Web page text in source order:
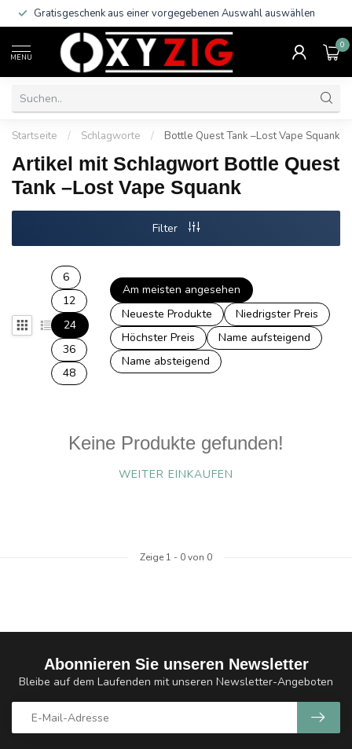
Gratisgeschenk aus einer vorgegebenen Auswahl auswählen
MENU
0
Startseite / Schlagworte / Bottle Quest Tank –Lost Vape Squank
Artikel mit Schlagwort Bottle Quest
Tank –Lost Vape Squank
Filter
6
12
24
36
48
Am meisten angesehen
Neueste Produkte
Niedrigster Preis
Höchster Preis
Name aufsteigend
Name absteigend
Keine Produkte gefunden!
WEITER EINKAUFEN
Zeige 1 - 0von 0
Abonnieren Sie unseren Newsletter
Bleibe auf dem Laufenden mit unseren Newsletter-Angeboten